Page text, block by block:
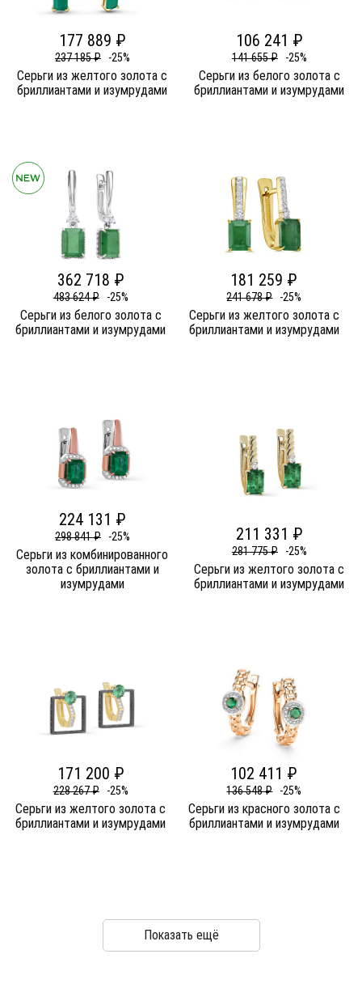
177 889 ₽
237 185 ₽ -25%
Серьги из желтого золота c
бриллиантами и изумрудами
106 241 ₽
141 655 ₽ -25%
Серьги из белого золота c
бриллиантами и изумрудами
362 718 ₽
483 624 ₽ -25%
Серьги из белого золота c
бриллиантами и изумрудами
181 259 ₽
241 678 ₽ -25%
Серьги из желтого золота c
бриллиантами и изумрудами
224 131 ₽
298 841 ₽ -25%
Серьги из комбинированного
золота c бриллиантами и
изумрудами
211 331 ₽
281 775 ₽ -25%
Серьги из желтого золота c
бриллиантами и изумрудами
171 200 ₽
228 267 ₽ -25%
Серьги из желтого золота c
бриллиантами и изумрудами
102 411 ₽
136 548 ₽ -25%
Серьги из красного золота c
бриллиантами и изумрудами
Показать ещё